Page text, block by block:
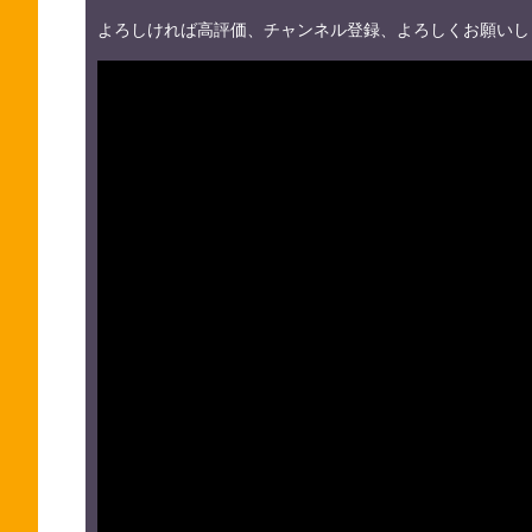
よろしければ高評価、チャンネル登録、よろしくお願い